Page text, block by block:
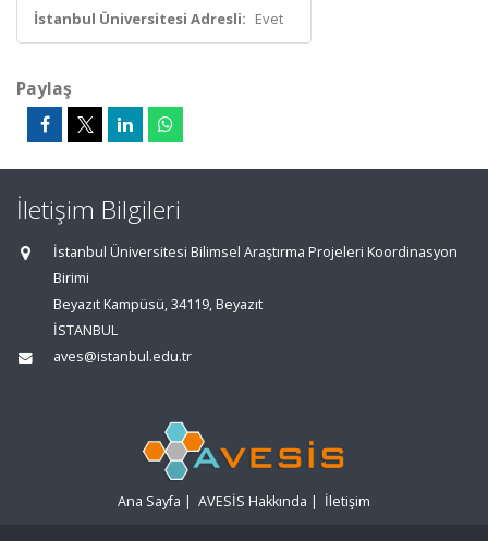
İstanbul Üniversitesi Adresli: Evet
Paylaş
İletişim Bilgileri
İstanbul Üniversitesi Bilimsel Araştırma Projeleri Koordinasyon
Birimi
Beyazıt Kampüsü, 34119, Beyazıt
İSTANBUL
aves@istanbul.edu.tr
Ana Sayfa | AVESİS Hakkında | İletişim